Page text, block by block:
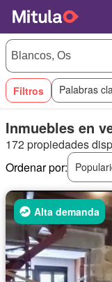
Filtros Palabras
Inmuebles en
172 propiedades
Ordenar por:
Alta demanda